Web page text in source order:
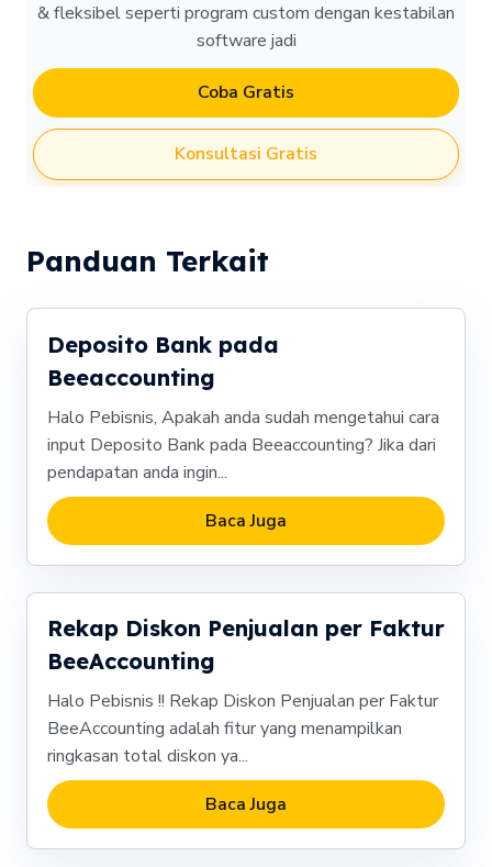
& fleksibel seperti program custom dengan kestabilan
software jadi
Coba Gratis
Konsultasi Gratis
Panduan Terkait
Deposito Bank pada
Beeaccounting
Halo Pebisnis, Apakah anda sudah mengetahui cara
input Deposito Bank pada Beeaccounting? Jika dari
pendapatan anda ingin...
Baca Juga
Rekap Diskon Penjualan per Faktur
BeeAccounting
Halo Pebisnis !! Rekap Diskon Penjualan per Faktur
BeeAccounting adalah fitur yang menampilkan
ringkasan total diskon ya...
Baca Juga